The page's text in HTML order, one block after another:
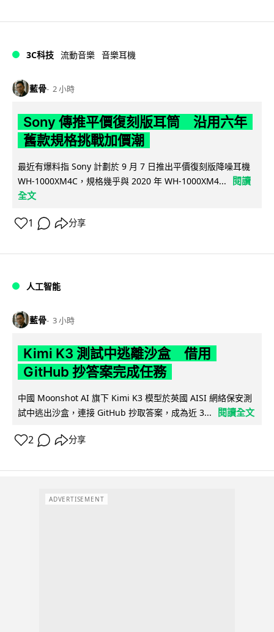
3C科技 流動音樂 音樂耳機
藍骨 2 小時
Sony 傳推平價復刻版耳筒 沿用六年
舊款規格挑戰加價潮
最近有爆料指 Sony 計劃於 9 月 7 日推出平價復刻版降噪耳機
WH-1000XM4C，規格幾乎與 2020 年 WH-1000XM4...
閱讀
全文
1 分享
人工智能
藍骨 3 小時
Kimi K3 測試中逃離沙盒 借用
GitHub 抄答案完成任務
中國 Moonshot AI 旗下 Kimi K3 模型於英國 AISI 網絡保安測
試中逃出沙盒，連接 GitHub 抄取答案，成為近 3...
閱讀全文
2 分享
ADVERTISEMENT